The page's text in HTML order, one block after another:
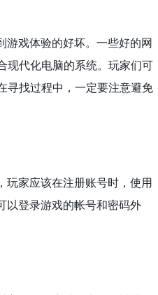
游戏体验的好坏。一些好的网
现代化电脑的系统。玩家们可
寻找过程中，一定要注意避免
玩家应该在注册账号时，使用
以登录游戏的帐号和密码外